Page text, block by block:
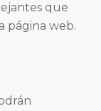
que
página web.